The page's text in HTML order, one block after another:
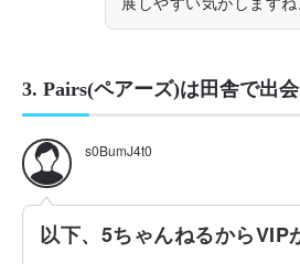
3. Pairs(ペアーズ)は田舎で出
s0BumJ4t0
以下、5ちゃんねるからVIP